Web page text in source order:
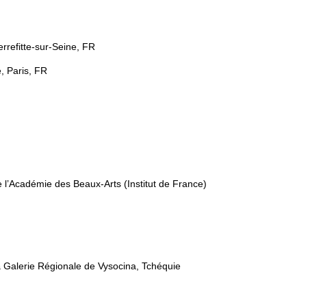
sur-Seine, FR
Paris, FR
des Beaux-Arts (Institut de France)
Régionale de Vysocina, Tchéquie